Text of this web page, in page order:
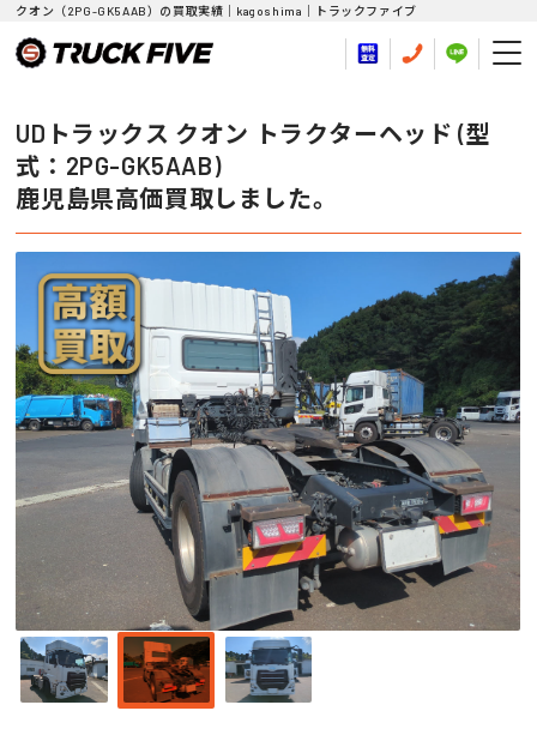
クオン（2PG-GK5AAB）の買取実績｜kagoshima｜トラックファイブ
UDトラックス クオン トラクターヘッド (型
式：2PG-GK5AAB)
鹿児島県高価買取しました。